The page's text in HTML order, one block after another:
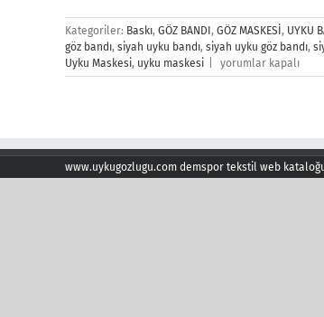
Kategoriler: Baskı, GÖZ BANDI , GÖZ MASKESİ , UYKU
göz bandı, siyah uyku bandı, siyah uyku göz bandı,
Uyku Maskesi, uyku maskesi
Siyah
Uyku
yorumlar kapalı
www.uykugozlugu.com demspor tekstil web